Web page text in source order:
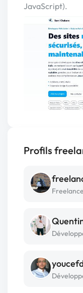
JavaScript).
Profils